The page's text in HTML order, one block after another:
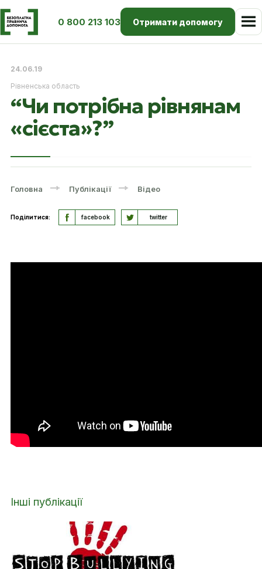
0 800 213 103 Отримати допомогу
24.06.19
Рівненська область
“Чи потрібна рівнянам
«сієста»?”
Головна Публікації Відео
Поділитися: facebook twitter
Інші публікації